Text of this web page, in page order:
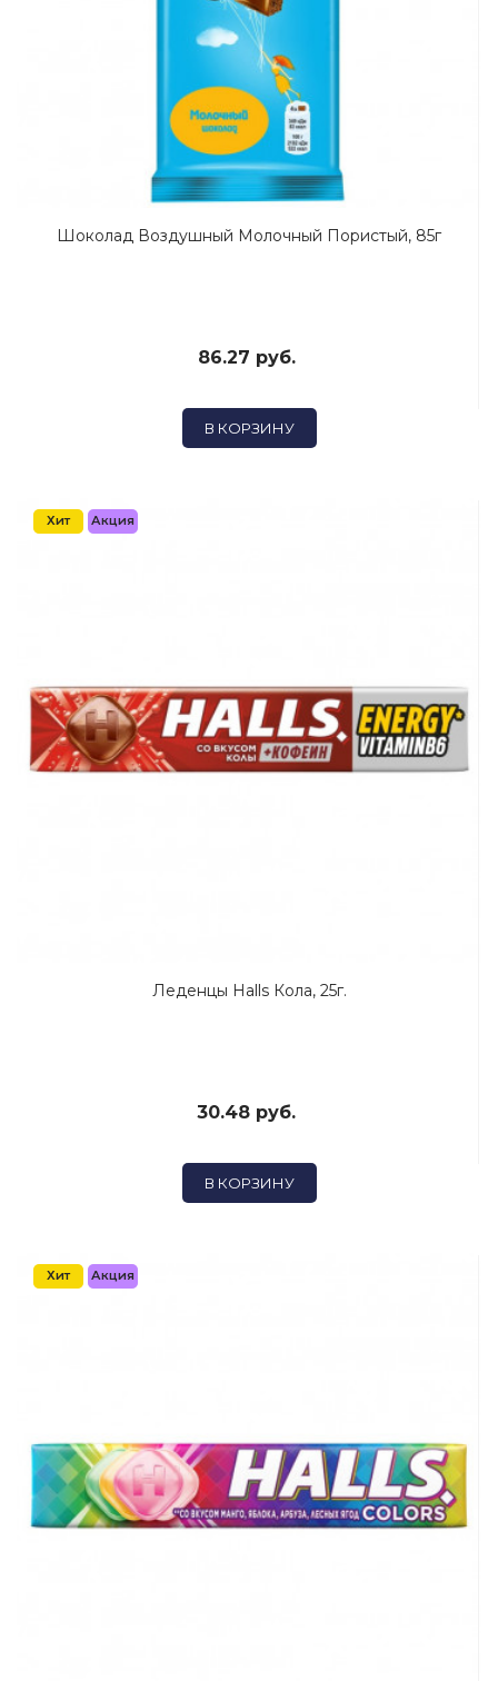
Шоколад Воздушный Молочный Пористый, 85г
86.27 руб.
В КОРЗИНУ
Хит Акция
Леденцы Halls Кола, 25г.
30.48 руб.
В КОРЗИНУ
Хит Акция